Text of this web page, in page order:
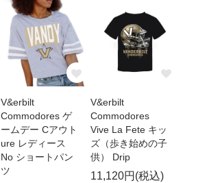
V&erbilt
Commodores ゲ
ームデー Cアウト
ure レディース
No ショートパン
ツ
V&erbilt
Commodores
Vive La Fete キッ
ズ（歩き始めの子
供） Drip
11,120円(税込)